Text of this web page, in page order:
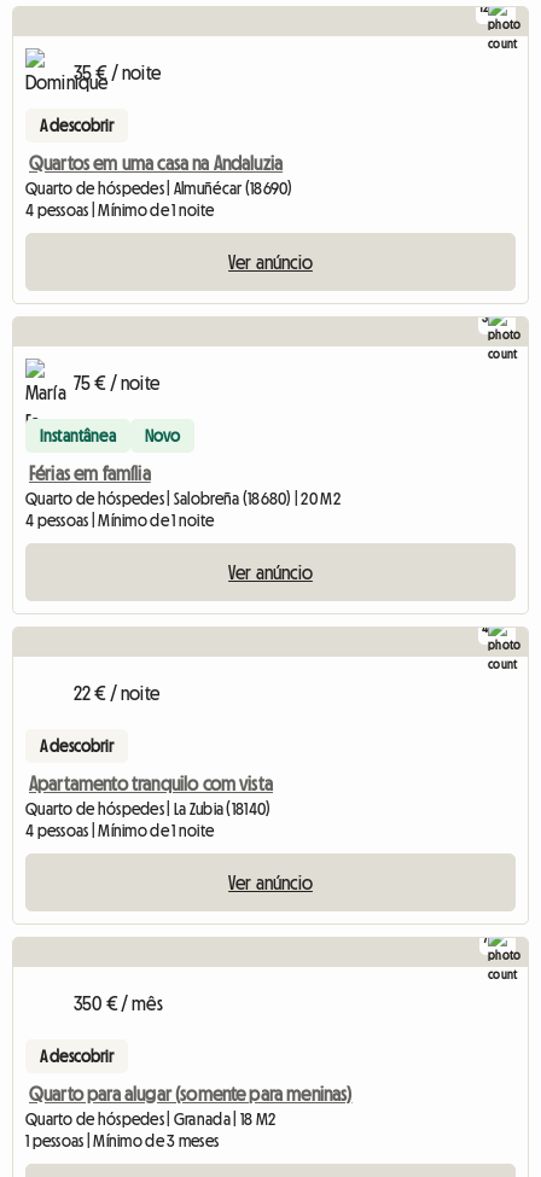
12
35 € / noite
A descobrir
Quartos em uma casa na Andaluzia
Quarto de hóspedes | Almuñécar (18690)
4 pessoas | Mínimo de 1 noite
Ver anúncio
3
75 € / noite
Instantânea Novo
Férias em família
Quarto de hóspedes | Salobreña (18680) | 20 M2
4 pessoas | Mínimo de 1 noite
Ver anúncio
4
22 € / noite
A descobrir
Apartamento tranquilo com vista
Quarto de hóspedes | La Zubia (18140)
4 pessoas | Mínimo de 1 noite
Ver anúncio
7
350 € / mês
A descobrir
Quarto para alugar (somente para meninas)
Quarto de hóspedes | Granada | 18 M2
1 pessoas | Mínimo de 3 meses